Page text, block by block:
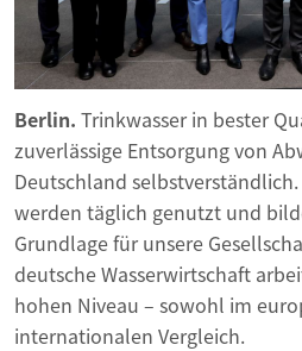
Berlin. Trinkwasser in bester
zuverlässige Entsorgung von
Deutschland
werden täglich genutzt und
Grundlage für unsere
deutsche Wasserwirtschaft
hohen Niveau – sowohl im
internationalen Vergleich.